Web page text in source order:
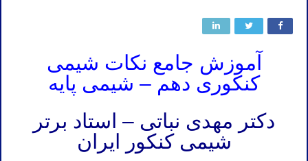
آموزش جامع نکات شیمی
کنکوری دهم – شیمی پایه
دکتر مهدی نباتی – استاد برتر
شیمی کنکور ایران